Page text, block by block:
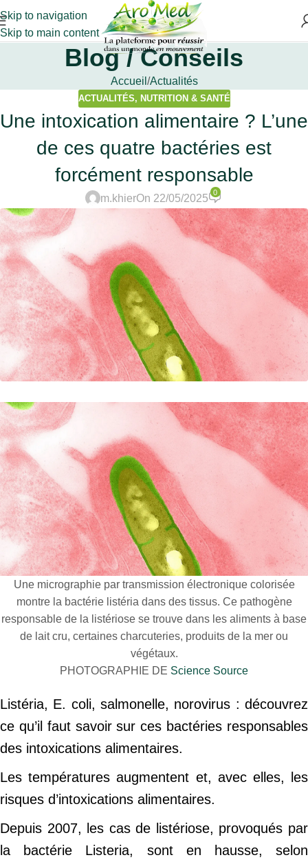
Skip to navigation
Skip to main content
Blog / Conseils
Accueil Actualités
ACTUALITÉS, NUTRITION & SANTÉ
Une intoxication alimentaire ? L’une
de ces quatre bactéries est
forcément responsable
m.khierOn 22/05/2025
0
Une micrographie par transmission électronique colorisée
montre la bactérie listéria dans des tissus. Ce pathogène
responsable de la listériose se trouve dans les aliments à base
de lait cru, certaines charcuteries, produits de la mer ou
végétaux.
PHOTOGRAPHIE DE Science Source
Listéria, E. coli, salmonelle, norovirus : découvrez
ce qu’il faut savoir sur ces bactéries responsables
des intoxications alimentaires.
Les températures augmentent et, avec elles, les
risques d’intoxications alimentaires.
Depuis 2007, les cas de listériose, provoqués par
la bactérie Listeria, sont en hausse, selon